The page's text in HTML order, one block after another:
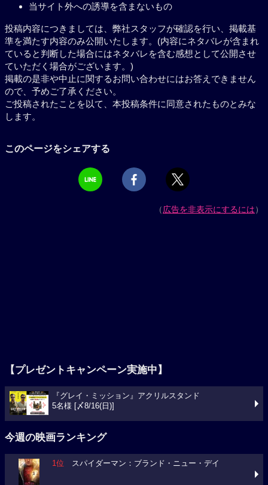
当サイト外への誘導を含まないもの
投稿内容につきましては、弊社スタッフが確認を行い、掲載基
準を満たす内容のみ公開いたします。(内容にネタバレが含まれ
ていると判断した場合にはネタバレを含む感想として公開させ
ていただく場合がございます。)
掲載の是非や中止に関するお問い合わせにはお答えできません
ので、予めご了承ください。
ご投稿されたことを以て、本投稿条件に同意されたものとみな
します。
このページをシェアする
（広告を非表示にするには）
【プレゼントキャンペーン実施中】
『グレイ・ミッション』アクリルスタンド
5名様 [〆8/16(日)]
今週の映画ランキング
1位 スパイダーマン：ブランド・ニュー・デイ